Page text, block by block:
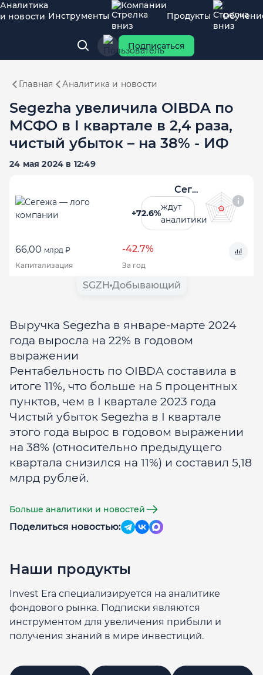
Аналитика
и новости Инструменты
Компании
Продукты
Подписаться
Главная Аналитика и новости
Segezha увеличила OIBDA по
МСФО в I квартале в 2,4 раза,
чистый убыток – на 38% - ИФ
24 мая 2024 в 12:49
Сегежа
+72.6%
ждут
аналитики
66,00 млрд ₽ -42.7%
Капитализация За год
SGZH Добывающий
Выручка Segezha в январе-марте 2024
года выросла на 22% в годовом
выражении
Рентабельность по OIBDA составила в
итоге 11%, что больше на 5 процентных
пунктов, чем в I квартале 2023 года
Чистый убыток Segezha в I квартале
этого года вырос в годовом выражении
на 38% (относительно предыдущего
квартала снизился на 11%) и составил 5,18
млрд рублей.
Больше аналитики и новостей
Поделиться новостью:
Наши продукты
Invest Era специализируется на аналитике
фондового рынка. Подписки являются
инструментом для увеличения прибыли и
получения знаний в мире инвестиций.